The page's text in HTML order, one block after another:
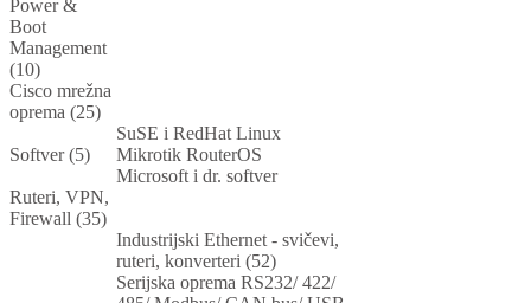
Power &
Boot
Management
(10)
Cisco mrežna
oprema (25)
Softver (5)
SuSE i RedHat Linux
Mikrotik RouterOS
Microsoft i dr. softver
Ruteri, VPN,
Firewall (35)
Industrijski Ethernet - svičevi,
ruteri, konverteri (52)
Serijska oprema RS232/ 422/